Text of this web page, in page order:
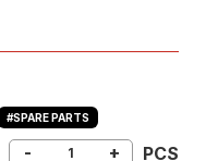
#SPARE PARTS
- + PCS